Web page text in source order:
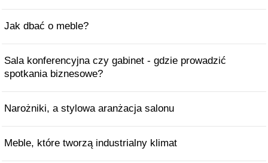
Jak dbać o meble?
Sala konferencyjna czy gabinet - gdzie prowadzić
spotkania biznesowe?
Narożniki, a stylowa aranżacja salonu
Meble, które tworzą industrialny klimat